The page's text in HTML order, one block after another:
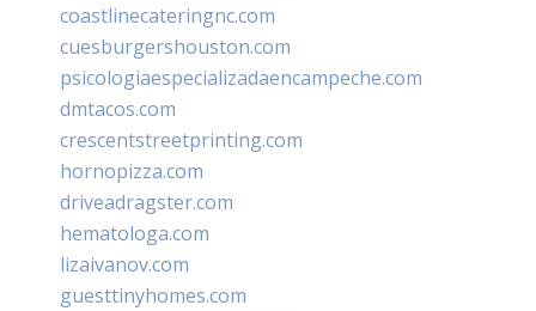
coastlinecateringnc.com
cuesburgershouston.com
psicologiaespecializadaencampeche.com
dmtacos.com
crescentstreetprinting.com
hornopizza.com
driveadragster.com
hematologa.com
lizaivanov.com
guesttinyhomes.com